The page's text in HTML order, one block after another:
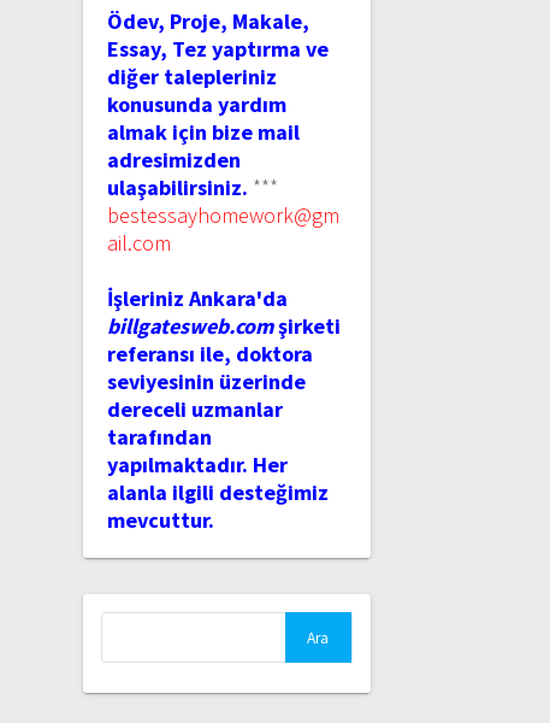
Ödev, Proje, Makale,
Essay, Tez yaptırma ve
diğer talepleriniz
konusunda yardım
almak için bize mail
adresimizden
ulaşabilirsiniz. ***
bestessayhomework@gm
ail.com
İşleriniz Ankara'da
billgatesweb.comşirketi
referansı ile, doktora
seviyesinin üzerinde
dereceli uzmanlar
tarafından
yapılmaktadır. Her
alanla ilgili desteğimiz
mevcuttur.